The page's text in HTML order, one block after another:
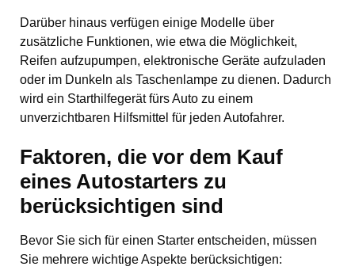
Darüber hinaus verfügen einige Modelle über
zusätzliche Funktionen, wie etwa die Möglichkeit,
Reifen aufzupumpen, elektronische Geräte aufzuladen
oder im Dunkeln als Taschenlampe zu dienen. Dadurch
wird ein Starthilfegerät fürs Auto zu einem
unverzichtbaren Hilfsmittel für jeden Autofahrer.
Faktoren, die vor dem Kauf
eines Autostarters zu
berücksichtigen sind
Bevor Sie sich für einen Starter entscheiden, müssen
Sie mehrere wichtige Aspekte berücksichtigen: